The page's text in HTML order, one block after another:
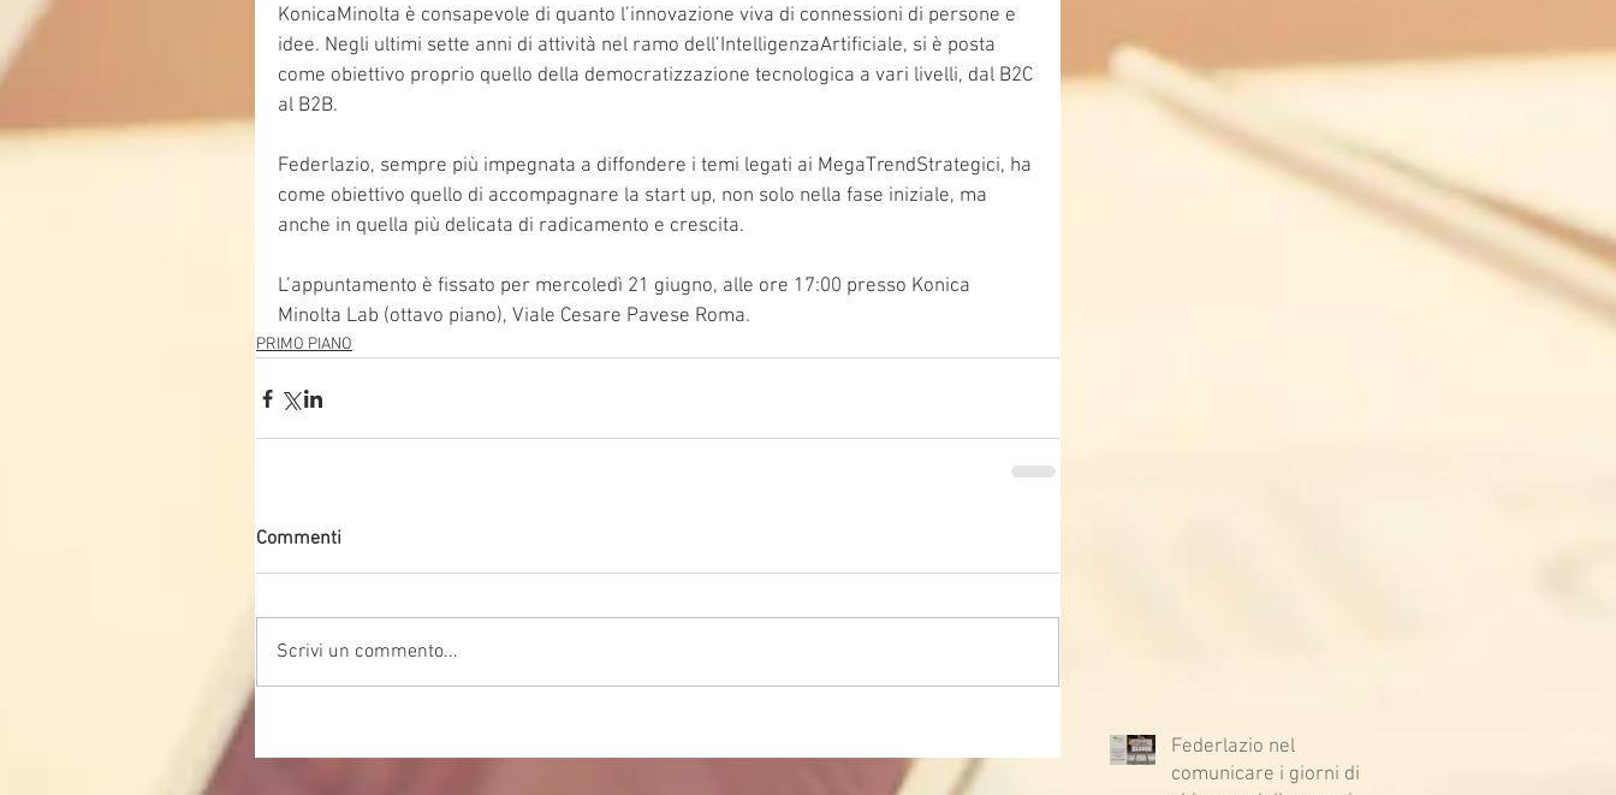
KonicaMinolta è consapevole di quanto l’innovazione viva di connessioni di persone e
idee. Negli ultimi sette anni di attività nel ramo dell’IntelligenzaArtificiale, si è posta
come obiettivo proprio quello della democratizzazione tecnologica a vari livelli, dal B2C
al B2B.
Federlazio, sempre più impegnata a diffondere i temi legati ai MegaTrendStrategici, ha
come obiettivo quello di accompagnare la start up, non solo nella fase iniziale, ma
anche in quella più delicata di radicamento e crescita.
L’appuntamento è fissato per mercoledì 21 giugno, alle ore 17:00 presso Konica
Minolta Lab (ottavo piano), Viale Cesare Pavese Roma.
PRIMO PIANO
Commenti
Scrivi un commento...
Federlazio nel
comunicare i giorni di